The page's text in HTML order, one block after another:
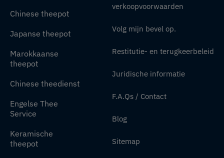
Chinese theepot
Japanse theepot
Marokkaanse
theepot
Chinese theedienst
Engelse Thee
Service
Keramische
theepot
verkoopvoorwaarden
Volg mijn bevel op.
Restitutie- en terugkeerbeleid
Juridische informatie
F.A.Qs / Contact
Blog
Sitemap